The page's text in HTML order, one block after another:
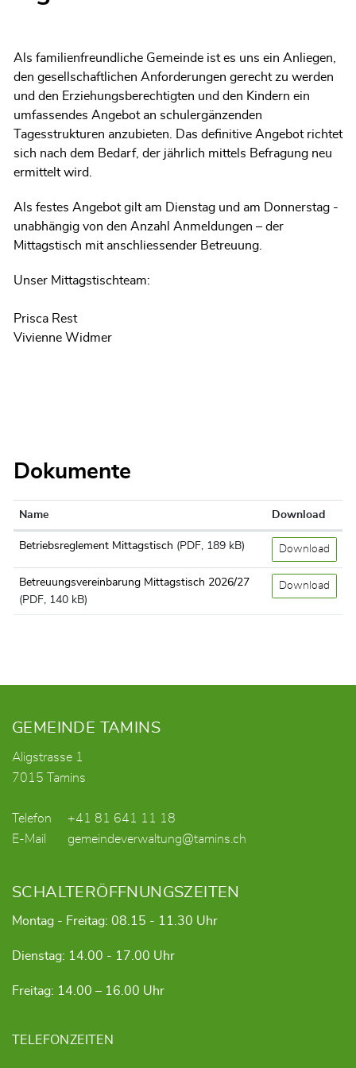
Als familienfreundliche Gemeinde ist es uns ein Anliegen,
den gesellschaftlichen Anforderungen gerecht zu werden
und den Erziehungsberechtigten und den Kindern ein
umfassendes Angebot an schulergänzenden
Tagesstrukturen anzubieten. Das definitive Angebot richtet
sich nach dem Bedarf, der jährlich mittels Befragung neu
ermittelt wird.
Als festes Angebot gilt am Dienstag und am Donnerstag -
unabhängig von den Anzahl Anmeldungen – der
Mittagstisch mit anschliessender Betreuung.
Unser Mittagstischteam:
Prisca Rest
Vivienne Widmer
Dokumente
Name Download
Betriebsreglement Mittagstisch (PDF, 189 kB) Download
Betreuungsvereinbarung Mittagstisch 2026/27
(PDF, 140 kB)
Download
Fusszeile
GEMEINDE TAMINS
Aligstrasse 1
7015 Tamins
Telefon
+41 81 641 11 18
E-Mail
gemeindeverwaltung@tamins.ch
SCHALTERÖFFNUNGSZEITEN
Montag - Freitag: 08.15 - 11.30 Uhr
Dienstag: 14.00 - 17.00 Uhr
Freitag: 14.00 – 16.00 Uhr
TELEFONZEITEN